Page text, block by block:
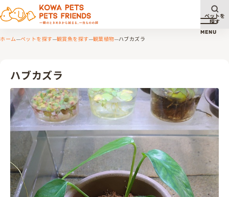
メニ
MENU
ペットを
探す
ホーム ペットを探す 観賞魚を探す 観葉植物 ハブカズラ
ハブカズラ